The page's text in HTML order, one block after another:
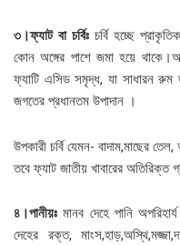
৩।ফ্যাট বা চর্বিঃচর্বি হচ্ছে
কোন অঙ্গের পাশে জমা হয়ে
ফ্যাটি এসিড সমৃদ্ধ, যা সাধারন রুম
জগতের প্রধানতম উপাদান ।
উপকারী চর্বি যেমন- বাদাম,মাছের
তবে ফ্যাট জাতীয় খাবারের অতিরিক্ত
৪।পানীয়ঃ মানব দেহে পানি
দেহের রক্ত,